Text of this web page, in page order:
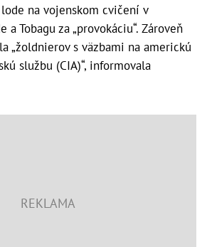
na vojenskom cvičení v
a Tobagu za „provokáciu“. Zároveň
„žoldnierov s väzbami na americkú
službu (CIA)“, informovala